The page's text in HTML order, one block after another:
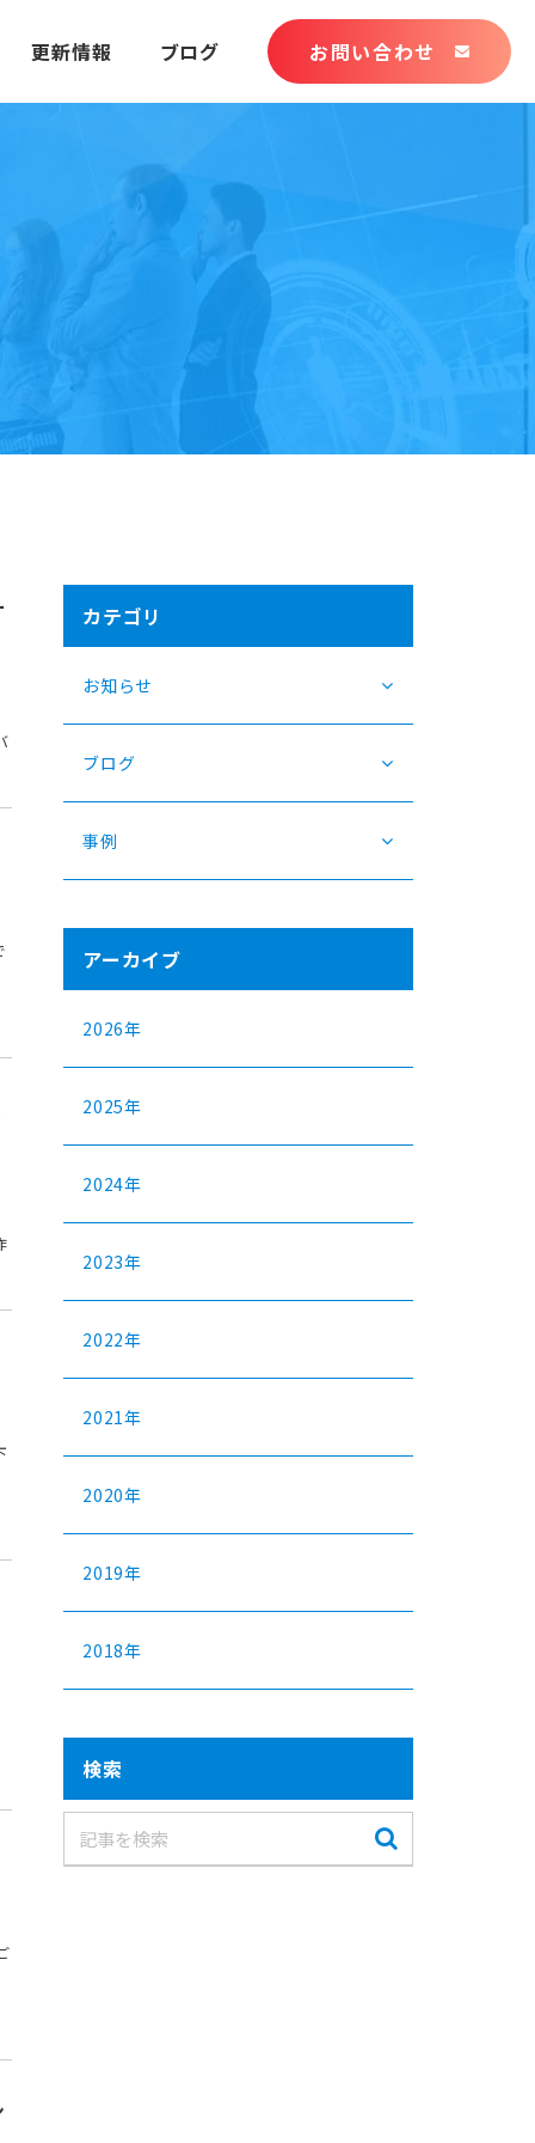
更新情報 ブログ お問い合わせ
カテゴリ
お知らせ
ブログ
事例
アーカイブ
2026年
2025年
2024年
2023年
2022年
2021年
2020年
2019年
2018年
検索